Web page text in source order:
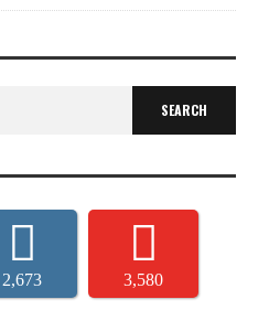
2,673 3,580